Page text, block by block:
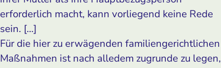
erforderlich macht, kann vorliegend keine Rede
sein. […]
Für die hier zu erwägenden familiengerichtlichen
Maßnahmen ist nach alledem zugrunde zu legen,